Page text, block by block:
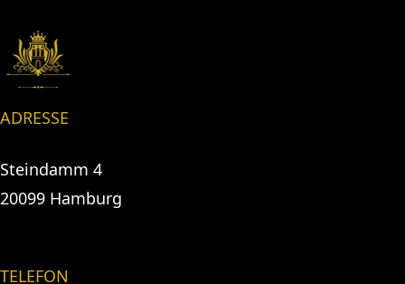
ADRESSE
Steindamm 4
20099 Hamburg
TELEFON